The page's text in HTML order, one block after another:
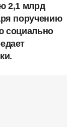
2,1 млрд
поручению
социально